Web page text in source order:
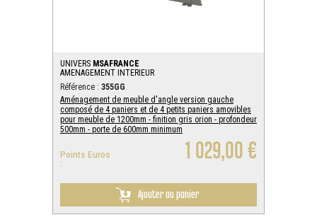
UNIVERS MSAFRANCE
AMENAGEMENT INTERIEUR
Référence : 355GG
Aménagement de meuble d'angle version gauche
composé de 4 paniers et de 4 petits paniers amovibles
pour meuble de 1200mm - finition gris orion - profondeur
500mm - porte de 600mm minimum
Points Euros
:
1 029,00 €
Ajouter au panier